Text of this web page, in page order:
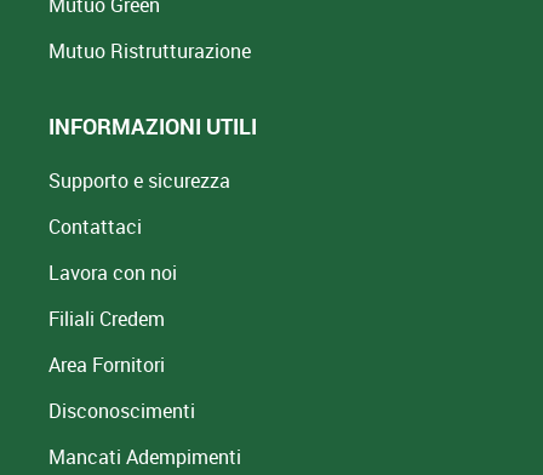
Mutuo Ristrutturazione
INFORMAZIONI UTILI
Supporto e sicurezza
Contattaci
Lavora con noi
Filiali Credem
Area Fornitori
Disconoscimenti
Mancati Adempimenti